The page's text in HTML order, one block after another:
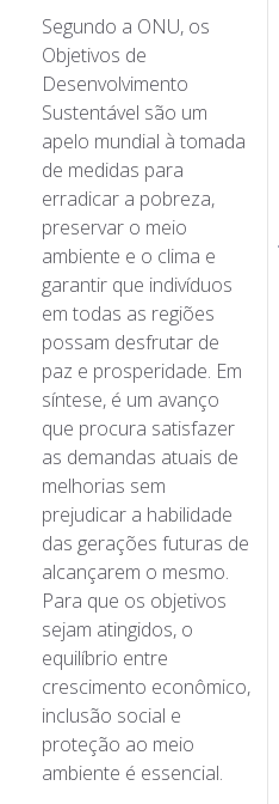
Segundo a ONU, os
Objetivos de
Desenvolvimento
Sustentável são um
apelo mundial à tomada
de medidas para
erradicar a pobreza,
preservar o meio
ambiente e o clima e
garantir que indivíduos
em todas as regiões
possam desfrutar de
paz e prosperidade. Em
síntese, é um avanço
que procura satisfazer
as demandas atuais de
melhorias sem
prejudicar a habilidade
das gerações futuras de
alcançarem o mesmo.
Para que os objetivos
sejam atingidos, o
equilíbrio entre
crescimento econômico,
inclusão social e
proteção ao meio
ambiente é essencial.